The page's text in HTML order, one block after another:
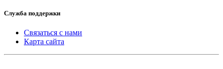
Служба поддержки
Связаться с нами
Карта сайта